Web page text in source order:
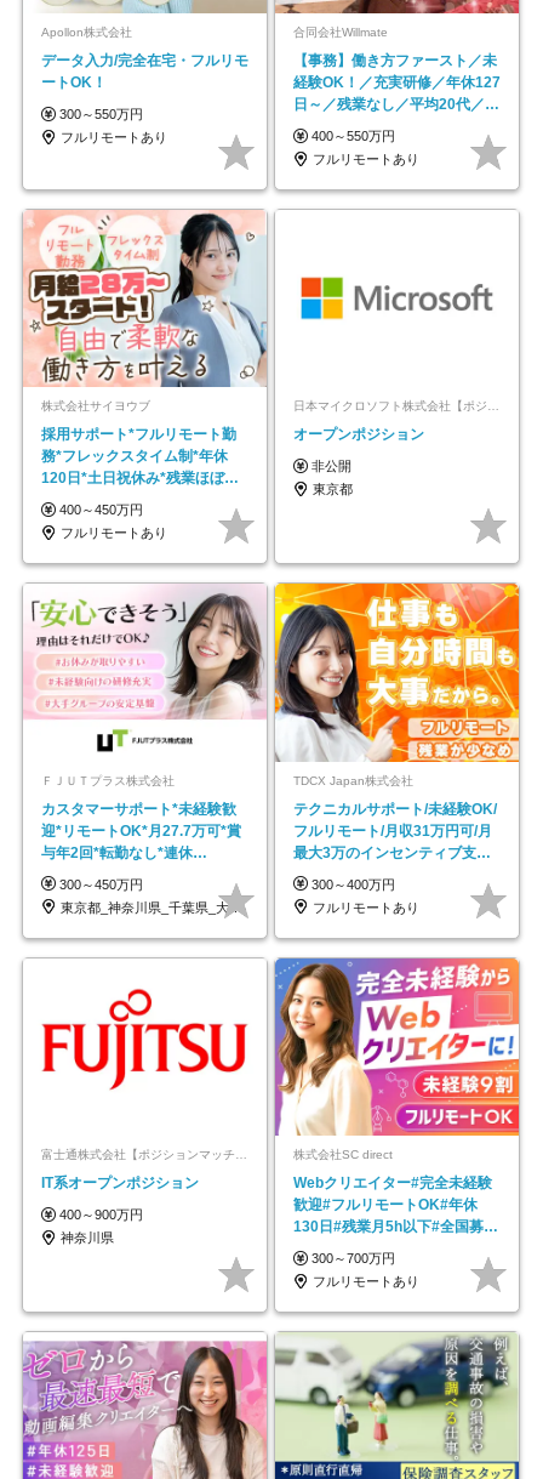
Apollon株式会社
データ入力/完全在宅・フルリモ
ートOK！
300～550万円
フルリモートあり
合同会社Willmate
【事務】働き方ファースト／未
経験OK！／充実研修／年休127
日～／残業なし／平均20代／リ
モートOK
400～550万円
フルリモートあり
株式会社サイヨウブ
採用サポート*フルリモート勤
務*フレックスタイム制*年休
120日*土日祝休み*残業ほぼな
し*育児中社員8割以上
400～450万円
フルリモートあり
日本マイクロソフト株式会社【ポジションマッチ登録】
オープンポジション
非公開
東京都
ＦＪＵＴプラス株式会社
カスタマーサポート*未経験歓
迎*リモートOK*月27.7万可*賞
与年2回*転勤なし*連休
OK/ZE010232
300～450万円
東京都_神奈川県_千葉県_大阪府_愛知県…
TDCX Japan株式会社
テクニカルサポート/未経験OK/
フルリモート/月収31万円可/月
最大3万のインセンティブ支給/
平均年齢33歳
300～400万円
フルリモートあり
富士通株式会社【ポジションマッチ登録】
IT系オープンポジション
400～900万円
神奈川県
株式会社SC direct
Webクリエイター#完全未経験
歓迎#フルリモートOK#年休
130日#残業月5h以下#全国募集
#最大1年の研修
300～700万円
フルリモートあり